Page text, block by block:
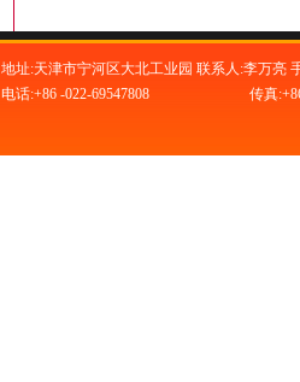
地址:天津市宁河区大北工业园 联系人:李万亮
电话:+86 -022-69547808
传真